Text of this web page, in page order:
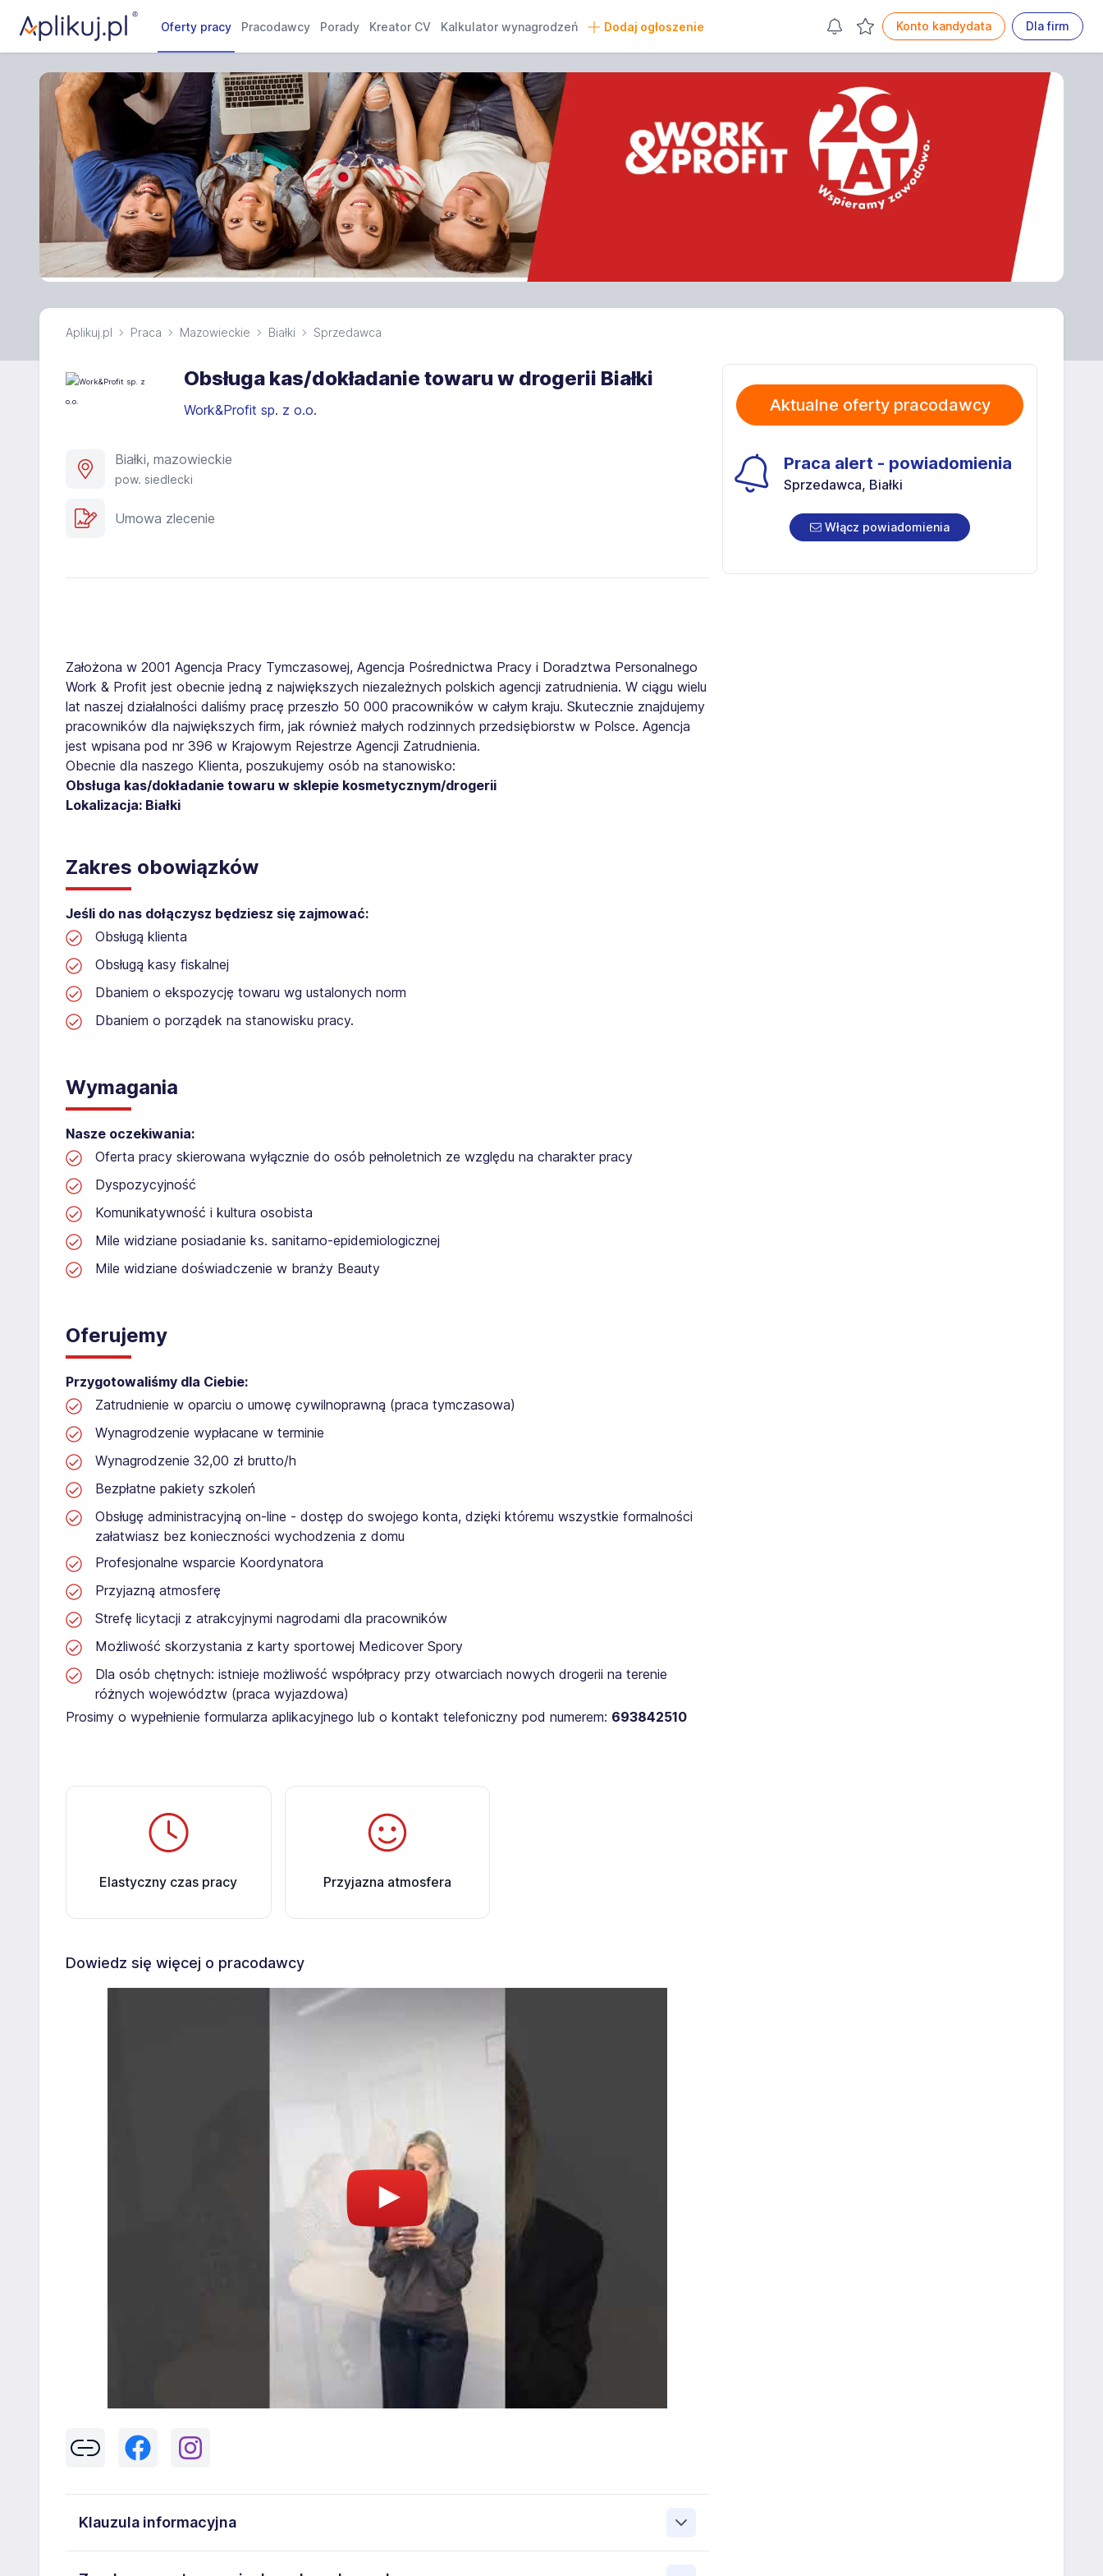
Oferty pracy Pracodawcy Porady Kreator CV Kalkulator wynagrodzeń Dodaj ogłoszenie Konto kandydata Dla firm
Aplikuj.pl Praca Mazowieckie Białki Sprzedawca
Obsługa kas/dokładanie towaru w drogerii Białki
Work&Profit sp. z o.o.
Białki, mazowieckie
pow. siedlecki
Umowa zlecenie
Założona w 2001 Agencja Pracy Tymczasowej, Agencja Pośrednictwa Pracy i Doradztwa Personalnego
Work & Profit jest obecnie jedną z największych niezależnych polskich agencji zatrudnienia. W ciągu wielu
lat naszej działalności daliśmy pracę przeszło 50 000 pracowników w całym kraju. Skutecznie znajdujemy
pracowników dla największych firm, jak również małych rodzinnych przedsiębiorstw w Polsce. Agencja
jest wpisana pod nr 396 w Krajowym Rejestrze Agencji Zatrudnienia.
Obecnie dla naszego Klienta, poszukujemy osób na stanowisko:
Obsługa kas/dokładanie towaru w sklepie kosmetycznym/drogerii
Lokalizacja: Białki
Zakres obowiązków
Jeśli do nas dołączysz będziesz się zajmować:
Obsługą klienta
Obsługą kasy fiskalnej
Dbaniem o ekspozycję towaru wg ustalonych norm
Dbaniem o porządek na stanowisku pracy.
Wymagania
Nasze oczekiwania:
Oferta pracy skierowana wyłącznie do osób pełnoletnich ze względu na charakter pracy
Dyspozycyjność
Komunikatywność i kultura osobista
Mile widziane posiadanie ks. sanitarno-epidemiologicznej
Mile widziane doświadczenie w branży Beauty
Oferujemy
Przygotowaliśmy dla Ciebie:
Zatrudnienie w oparciu o umowę cywilnoprawną (praca tymczasowa)
Wynagrodzenie wypłacane w terminie
Wynagrodzenie 32,00 zł brutto/h
Bezpłatne pakiety szkoleń
Obsługę administracyjną on-line - dostęp do swojego konta, dzięki któremu wszystkie formalności
załatwiasz bez konieczności wychodzenia z domu
Profesjonalne wsparcie Koordynatora
Przyjazną atmosferę
Strefę licytacji z atrakcyjnymi nagrodami dla pracowników
Możliwość skorzystania z karty sportowej Medicover Spory
Dla osób chętnych: istnieje możliwość współpracy przy otwarciach nowych drogerii na terenie
różnych województw (praca wyjazdowa)
Prosimy o wypełnienie formularza aplikacyjnego lub o kontakt telefoniczny pod numerem: 693842510
Elastyczny czas pracy Przyjazna atmosfera
Dowiedz się więcej o pracodawcy
Klauzula informacyjna
Aktualne oferty pracodawcy
Praca alert - powiadomienia
Sprzedawca, Białki
Włącz powiadomienia